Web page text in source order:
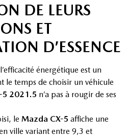
DE LEURS
ET
D’ESSENCE
énergétique est un
le temps de choisir un véhicule
5 2021.5 n’a pas à rougir de ses
le Mazda CX-5 affiche une
ville variant entre 9,3 et